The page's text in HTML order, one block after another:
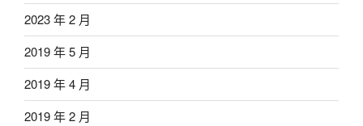
2023 年 2 月
2019 年 5 月
2019 年 4 月
2019 年 2 月